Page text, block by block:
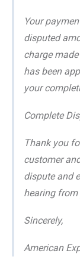
Your
disputed
charge
has been
your
Complete
Thank you
customer
dispute and
hearing from
Sincerely,
American